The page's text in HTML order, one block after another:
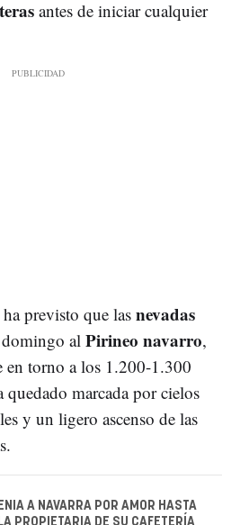
antes de iniciar cualquier
ha previsto que las nevadas
domingo al Pirineo navarro,
en torno a los 1.200-1.300
marcada por cielos
y un ligero ascenso de las
A NAVARRA POR AMOR HASTA
PROPIETARIA DE SU CAFETERÍA